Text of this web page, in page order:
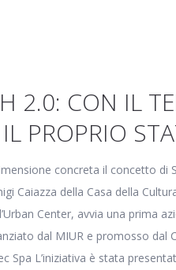
2.0: CON IL
PROPRIO
concreta il concetto di
Caiazza della Casa della
Center, avvia una prima
dal MIUR e promosso dal
Spa L’iniziativa è stata